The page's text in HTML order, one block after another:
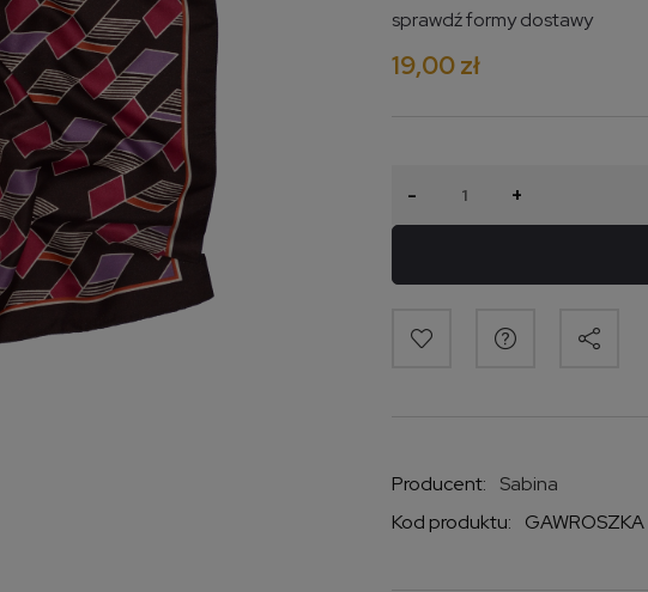
kosztów płatności
sprawdź formy dostawy
19,00 zł
- +
Producent:
Sabina
Kod produktu: